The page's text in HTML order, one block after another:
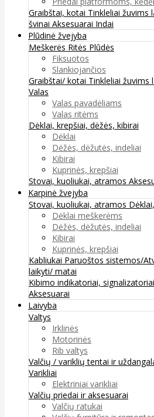
Graibštai, kotai Tinkleliai žuvims
švinai Aksesuarai Indai
Plūdinė žvejyba
Meškerės Ritės Plūdės
Fiksuotos
Slankiojančios
Graibštai/ kotai Tinkleliai žuvims
Valas
Valas pavadėliams
Valas ritėms
Dėklai, krepšiai, dėžės, kibirai
Dėklai
Dėžės, dėžutės, indeliai
Kibirai
Kuprinės, krepšiai
Stovai, kuoliukai, atramos
Karpinė žvejyba
Stovai, kuoliukai, atramos
Dėklai meškerėms
Dėžės, dėžutės, indeliai
Kibirai
Kuprinės, krepšiai
Kabliukai Paruoštos sistemos/
laikyti/ matai
Kibimo indikatoriai, signalizatoriai
Aksesuarai
Laivyba
Valtys
Irklinės
Motorinės
Rib valtys
Valčių / variklių tentai ir
Varikliai
Elektriniai varikliai
Valčių priedai ir aksesuarai
Valčių ratukai